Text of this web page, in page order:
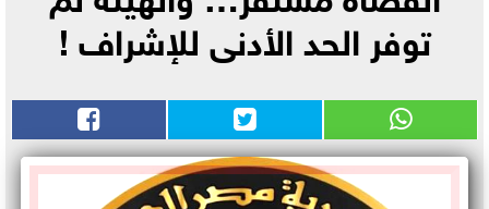
توفر الحد الأدنى للإشراف !